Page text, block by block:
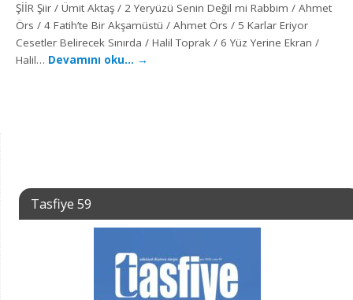
ŞİİR Şiir / Ümit Aktaş / 2 Yeryüzü Senin Değil mi Rabbim / Ahmet
Örs / 4 Fatih’te Bir Akşamüstü / Ahmet Örs / 5 Karlar Eriyor
Cesetler Belirecek Sınırda / Halil Toprak / 6 Yüz Yerine Ekran /
Halil… Devamını oku… →
Tasfiye 59